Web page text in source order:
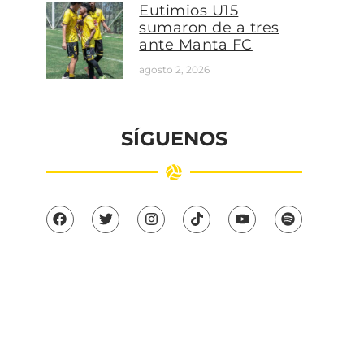
Eutimios U15
sumaron de a tres
ante Manta FC
agosto 2, 2026
SÍGUENOS